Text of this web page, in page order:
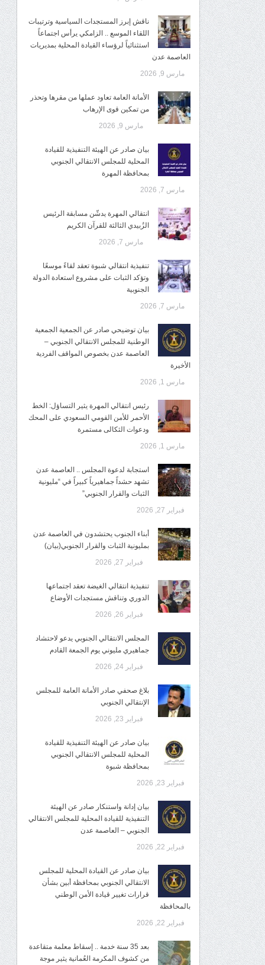
ناقش إبرز المستجدات السياسية وترتيبات
اللقاء الموسع .. الزامكي يرأس اجتماعاً
استثنائياً لرؤساء القيادة المحلية بمديريات
العاصمة عدن
مارس 9, 2026
الأمانة العامة تعاود عملها من مقرها وتحذر
من تمكين قوى الإرهاب
مارس 9, 2026
بيان صادر عن الهيئة التنفيذية للقيادة
المحلية للمجلس الانتقالي الجنوبي
بمحافظة المهرة
مارس 7, 2026
انتقالي المهرة يدشّن مسابقة الرئيس
الزُبيدي الثالثة للقرآن الكريم
مارس 7, 2026
تنفيذية انتقالي شبوة تعقد لقاءً موسعًا
وتؤكد الثبات على مشروع استعادة الدولة
الجنوبية
مارس 7, 2026
بيان توضيحي صادر عن الجمعية الجمعية
الوطنية للمجلس الانتقالي الجنوبي –
العاصمة عدن بخصوص المواقف الفردية
الأخيرة
مارس 1, 2026
رئيس انتقالي المهرة يثير التساؤل: الخط
الأحمر للأمن القومي السعودي على المحك
ودعوات الثكالى مستمرة
مارس 1, 2026
استجابة لدعوة المجلس .. العاصمة عدن
تشهد حشداً جماهيرياً كبيراً في “مليونية
الثبات والقرار الجنوبي”
فبراير 27, 2026
أبناء الجنوب يحتشدون في العاصمة عدن
بمليونية الثبات والقرار الجنوبي(بيان)
فبراير 27, 2026
تنفيذية انتقالي الغيضة تعقد اجتماعها
الدوري وتناقش مستجدات الأوضاع
فبراير 26, 2026
المجلس الانتقالي الجنوبي يدعو لاحتشاد
جماهيري مليوني يوم الجمعة القادم
فبراير 24, 2026
بلاغ صحفي صادر الأمانة العامة للمجلس
الإنتقالي الجنوبي
فبراير 23, 2026
بيان صادر عن الهيئة التنفيذية للقيادة
المحلية للمجلس الانتقالي الجنوبي
بمحافظة شبوة
فبراير 23, 2026
بيان إدانة واستنكار صادر عن الهيئة
التنفيذية للقيادة المحلية للمجلس الانتقالي
الجنوبي – العاصمة عدن
فبراير 22, 2026
بيان صادر عن القيادة المحلية للمجلس
الانتقالي الجنوبي بمحافظة أبين بشأن
قرارات تغيير قيادة الأمن الوطني
بالمحافظة
فبراير 22, 2026
بعد 35 سنة خدمة .. إسقاط معلمة متقاعدة
من كشوف المكرمة العُمانية يثير موجة